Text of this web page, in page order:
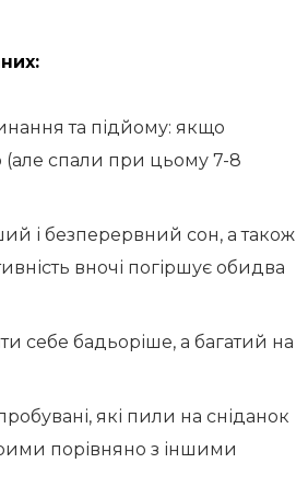
та підйому: якщо
(але спали при цьому 7-8
і безперервний сон, а також
вночі погіршує обидва
себе бадьоріше, а багатий на
які пили на сніданок
порівняно з іншими